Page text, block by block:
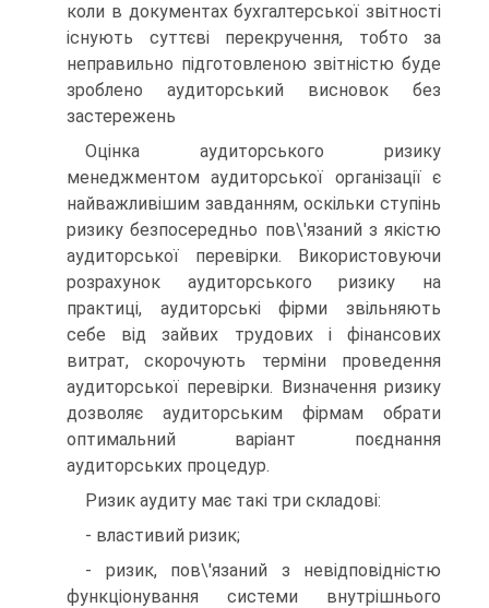
коли в документах бухгалтерської звітності
існують суттєві перекручення, тобто за
неправильно підготовленою звітністю буде
зроблено аудиторський висновок без
застережень
Оцінка аудиторського ризику
менеджментом аудиторської організації є
найважливішим завданням, оскільки ступінь
ризику безпосередньо пов\'язаний з якістю
аудиторської перевірки. Використовуючи
розрахунок аудиторського ризику на
практиці, аудиторські фірми звільняють
себе від зайвих трудових і фінансових
витрат, скорочують терміни проведення
аудиторської перевірки. Визначення ризику
дозволяє аудиторським фірмам обрати
оптимальний варіант поєднання
аудиторських процедур.
Ризик аудиту має такі три складові:
- властивий ризик;
- ризик, пов\'язаний з невідповідністю
функціонування системи внутрішнього